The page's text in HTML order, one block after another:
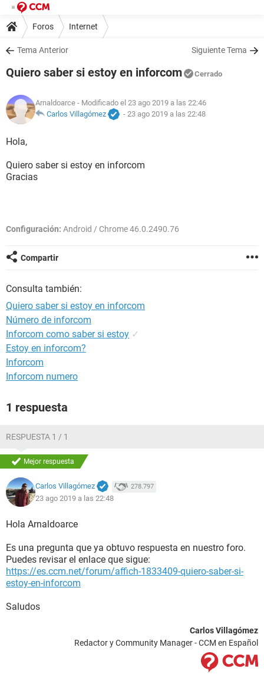
Foros Internet
Tema Anterior Siguiente Tema
Quiero saber si estoy en inforcom Cerrado
Arnaldoarce - Modificado el 23 ago 2019 a las 22:46
Carlos Villagómez
- 23 ago 2019 a las 22:48
Hola,
Quiero saber si estoy en inforcom
Gracias
Configuración: Android / Chrome 46.0.2490.76
Compartir
Consulta también:
Quiero saber si estoy en inforcom
Número de inforcom
Inforcom como saber si estoy ✓
Estoy en inforcom?
Inforcom
Inforcom numero
1 respuesta
RESPUESTA 1 / 1
Mejor respuesta
Carlos Villagómez 278.797
23 ago 2019 a las 22:48
Hola Arnaldoarce
Es una pregunta que ya obtuvo respuesta en nuestro foro.
Puedes revisar el enlace que sigue:
https://es.ccm.net/forum/affich-1833409-quiero-saber-si-
estoy-en-inforcom
Saludos
Carlos Villagómez
Redactor y Community Manager - CCM en Español